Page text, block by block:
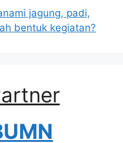
jagung, padi,
bentuk kegiatan?